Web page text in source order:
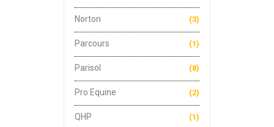
Norton (3)
Parcours (1)
Parisol (8)
Pro Equine (2)
QHP (1)